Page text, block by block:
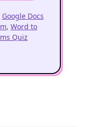
Google Docs
, Word to
Quiz